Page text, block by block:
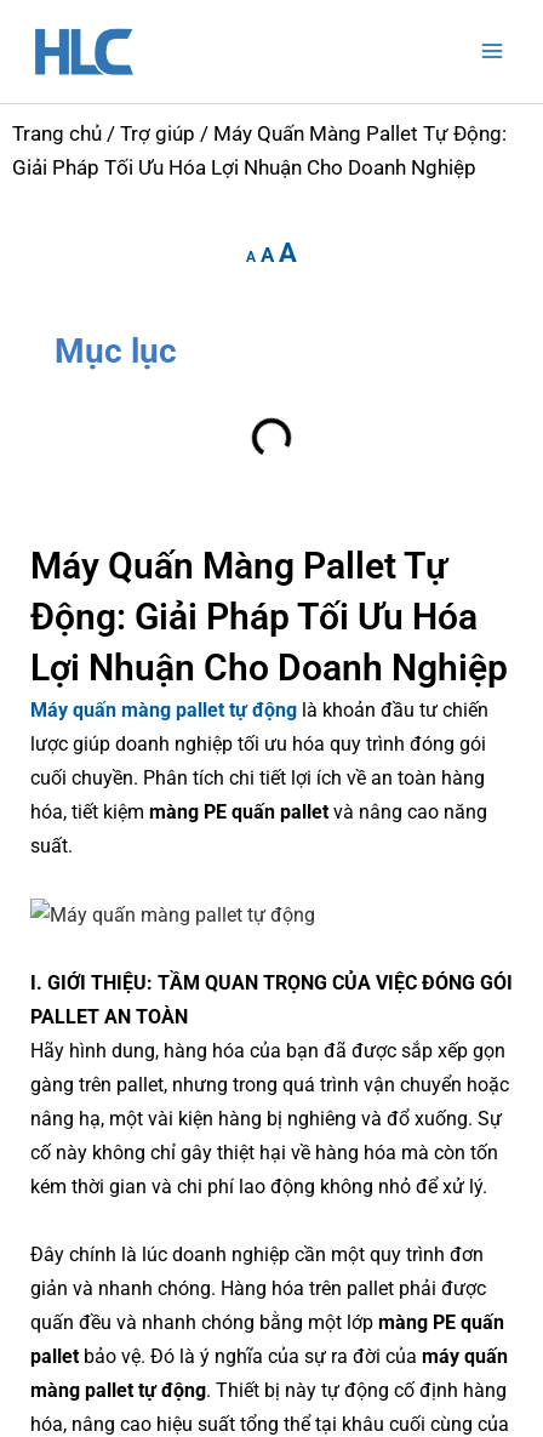
Trang chủ / Trợ giúp / Máy Quấn Màng Pallet Tự Động:
Giải Pháp Tối Ưu Hóa Lợi Nhuận Cho Doanh Nghiệp
Afont
Afont
Afont
Mục lục
Máy Quấn Màng Pallet Tự
Động: Giải Pháp Tối Ưu Hóa
Lợi Nhuận Cho Doanh Nghiệp
Máy quấn màng pallet tự động là khoản đầu tư chiến
lược giúp doanh nghiệp tối ưu hóa quy trình đóng gói
cuối chuyền. Phân tích chi tiết lợi ích về an toàn hàng
hóa, tiết kiệm màng PE quấn pallet và nâng cao năng
suất.
I. GIỚI THIỆU: TẦM QUAN TRỌNG CỦA VIỆC ĐÓNG GÓI
PALLET AN TOÀN
Hãy hình dung, hàng hóa của bạn đã được sắp xếp gọn
gàng trên pallet, nhưng trong quá trình vận chuyển hoặc
nâng hạ, một vài kiện hàng bị nghiêng và đổ xuống. Sự
cố này không chỉ gây thiệt hại về hàng hóa mà còn tốn
kém thời gian và chi phí lao động không nhỏ để xử lý.
Đây chính là lúc doanh nghiệp cần một quy trình đơn
giản và nhanh chóng. Hàng hóa trên pallet phải được
quấn đều và nhanh chóng bằng một lớp màng PE quấn
pallet bảo vệ. Đó là ý nghĩa của sự ra đời của máy quấn
màng pallet tự động. Thiết bị này tự động cố định hàng
hóa, nâng cao hiệu suất tổng thể tại khâu cuối cùng của